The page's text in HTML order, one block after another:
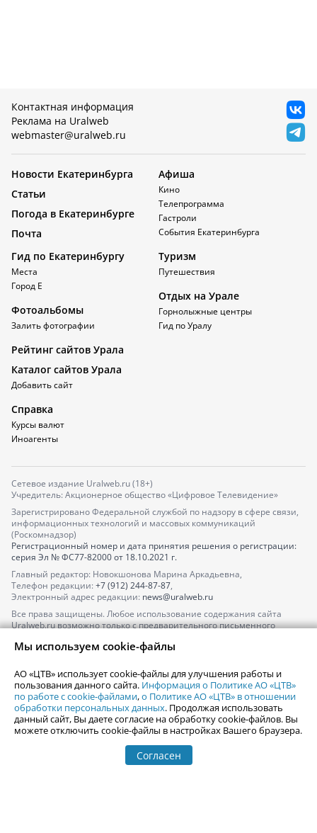
Контактная информация
Реклама на Uralweb
webmaster@uralweb.ru
Новости Екатеринбурга
Статьи
Погода в Екатеринбурге
Почта
Афиша
Кино
Телепрограмма
Гастроли
События Екатеринбурга
Гид по Екатеринбургу
Места
Город Е
Фотоальбомы
Залить фотографии
Туризм
Путешествия
Отдых на Урале
Горнолыжные центры
Гид по Уралу
Рейтинг сайтов Урала
Каталог сайтов Урала
Добавить сайт
Справка
Курсы валют
Иноагенты
Сетевое издание Uralweb.ru (18+)
Учредитель: Акционерное общество «Цифровое Телевидение»
Зарегистрировано Федеральной службой по надзору в сфере связи,
информационных технологий и массовых коммуникаций
(Роскомнадзор)
Регистрационный номер и дата принятия решения о регистрации:
серия Эл № ФС77-82000от 18.10.2021 г.
Главный редактор: Новокшонова Марина Аркадьевна,
Телефон редакции: +7 (912) 244-87-87,
Электронный адрес редакции: news@uralweb.ru
Все права защищены. Любое использование содержания сайта
Uralweb.ru возможно только с предварительного письменного
По вопросам размещения рекламы обращайтесь по тел.
По вопросам размещения информации в разделе «Афиша»
afisha@uralweb.ru
Пользовательское соглашение на использование сайта
Политика АО «ЦТВ» в отношении обработки персональных данных
Мы используем cookie-файлы
АО «ЦТВ» использует cookie-файлы для улучшения работы и
пользования данного сайта. Информация о Политике АО «ЦТВ»
по работе с cookie-файлами,о Политике АО «ЦТВ» в отношении
обработки персональных данных. Продолжая использовать
данный сайт, Вы даете согласие на обработку cookie-файлов. Вы
можете отключить cookie-файлы в настройках Вашего браузера.
Согласен